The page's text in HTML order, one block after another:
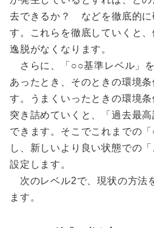
去できるか？ などを徹底的に
す。これらを徹底していくと
逸脱がなくなります。
さらに、「○○基準レベル」
あったとき、そのときの環境
す。うまくいったときの環境
突き詰めていくと、「過去最
できます。そこでこれまでの
し、新しいより良い状態での
設定します。
次のレベル2で、現状の方法
ます。